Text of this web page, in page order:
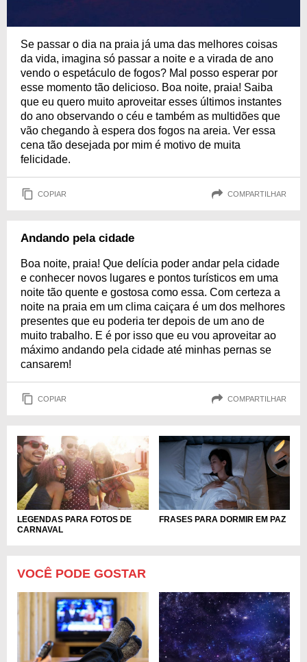
Se passar o dia na praia já uma das melhores coisas
da vida, imagina só passar a noite e a virada de ano
vendo o espetáculo de fogos? Mal posso esperar por
esse momento tão delicioso. Boa noite, praia! Saiba
que eu quero muito aproveitar esses últimos instantes
do ano observando o céu e também as multidões que
vão chegando à espera dos fogos na areia. Ver essa
cena tão desejada por mim é motivo de muita
felicidade.
COPIAR COMPARTILHAR
Andando pela cidade
Boa noite, praia! Que delícia poder andar pela cidade
e conhecer novos lugares e pontos turísticos em uma
noite tão quente e gostosa como essa. Com certeza a
noite na praia em um clima caiçara é um dos melhores
presentes que eu poderia ter depois de um ano de
muito trabalho. E é por isso que eu vou aproveitar ao
máximo andando pela cidade até minhas pernas se
cansarem!
COPIAR COMPARTILHAR
LEGENDAS PARA FOTOS DE
CARNAVAL
FRASES PARA DORMIR EM PAZ
VOCÊ PODE GOSTAR